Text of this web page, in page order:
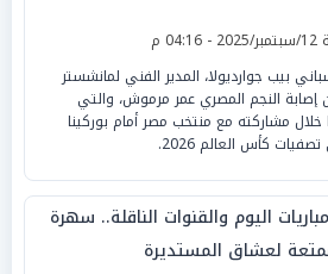
م
بيب جوارديولا، المدير الفني لمانشستر
النجم المصري عمر مرموش، والتي
مشاركته مع منتخب مصر أمام بوركينا
كأس العالم 2026.
اليوم والقنوات الناقلة.. سهرة
لعشاق المستديرة